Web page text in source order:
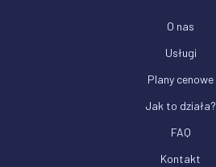
O nas
Usługi
Plany cenowe
Jak to działa?
FAQ
Kontakt